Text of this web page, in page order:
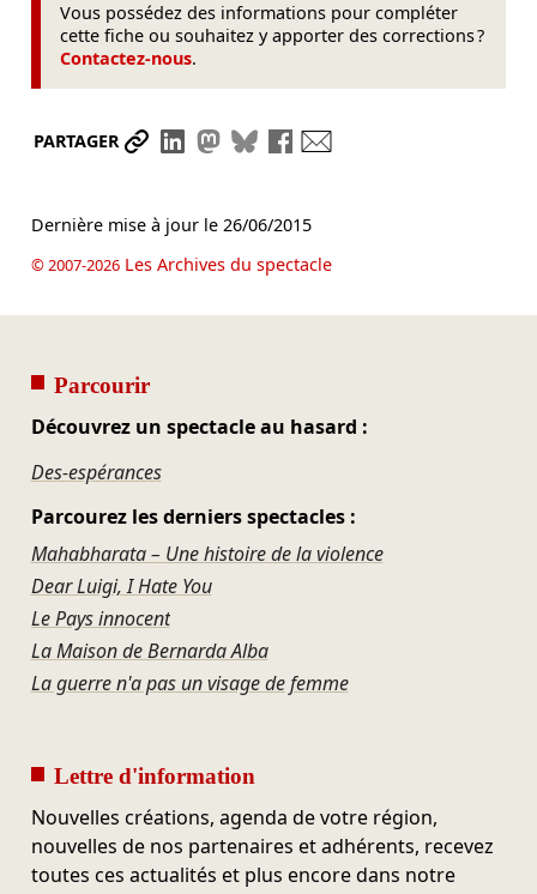
Vous possédez des informations pour compléter
cette fiche ou souhaitez y apporter des corrections ?
Contactez-nous.
PARTAGER Partager le lien
Partager sur LinkedIn
Partager sur Mastodon
Partager sur Bluesky
Partager sur Facebook
Dernière mise à jour le 26/06/2015
© 2007-2026Les Archives du spectacle
Parcourir
Découvrez un spectacle au hasard :
Des-espérances
Parcourez les derniers spectacles :
Mahabharata – Une histoire de la violence
Dear Luigi, I Hate You
Le Pays innocent
La Maison de Bernarda Alba
La guerre n'a pas un visage de femme
Lettre d'information
Nouvelles créations, agenda de votre région,
nouvelles de nos partenaires et adhérents, recevez
toutes ces actualités et plus encore dans notre